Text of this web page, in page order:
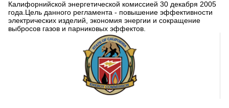
Калифорнийской энергетической комиссией 30 декабря 2005
года.Цель данного регламента - повышение эффективности
электрических изделий, экономия энергии и сокращение
выбросов газов и парниковых эффектов.